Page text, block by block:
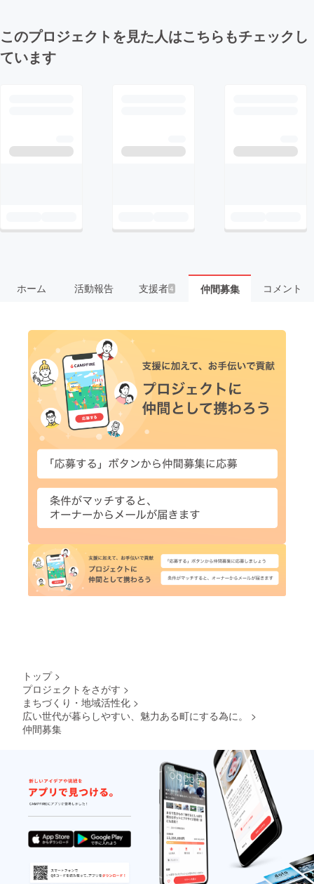
このプロジェクトを見た人はこちらもチェックし
ています
ホーム 活動報告 支援者4 仲間募集 コメント
トップ >
プロジェクトをさがす >
まちづくり・地域活性化 >
広い世代が暮らしやすい、魅力ある町にする為に。
>
仲間募集